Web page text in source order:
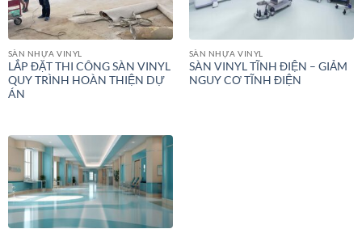
SÀN NHỰA VINYL
LẮP ĐẶT THI CÔNG SÀN VINYL
QUY TRÌNH HOÀN THIỆN DỰ
ÁN
SÀN NHỰA VINYL
SÀN VINYL TĨNH ĐIỆN – GIẢM
NGUY CƠ TĨNH ĐIỆN